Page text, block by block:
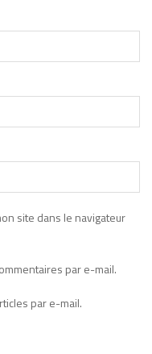
site dans le navigateur
par e-mail.
par e-mail.